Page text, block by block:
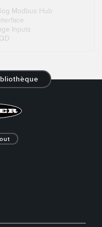
Modbus Hub
Inputs